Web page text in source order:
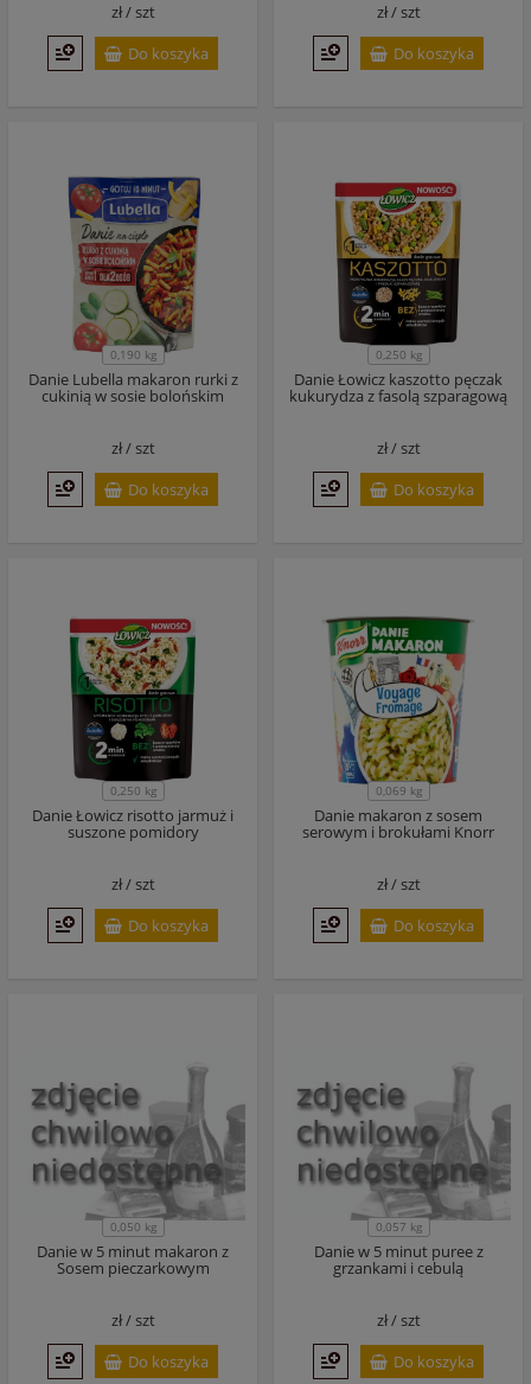
zł /szt
Do koszyka
zł /szt
Do koszyka
0,190 kg
Danie Lubella makaron rurki z
cukinią w sosie bolońskim
zł /szt
Do koszyka
0,250 kg
Danie Łowicz kaszotto pęczak
kukurydza z fasolą szparagową
zł /szt
Do koszyka
0,250 kg
Danie Łowicz risotto jarmuż i
suszone pomidory
zł /szt
Do koszyka
0,069 kg
Danie makaron z sosem
serowym i brokułami Knorr
zł /szt
Do koszyka
0,050 kg
Danie w 5 minut makaron z
Sosem pieczarkowym
zł /szt
Do koszyka
0,057 kg
Danie w 5 minut puree z
grzankami i cebulą
zł /szt
Do koszyka